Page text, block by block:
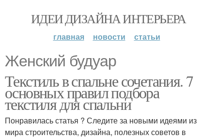
ИДЕИ ДИЗАЙНА ИНТЕРЬЕРА
главная новости статьи
Женский будуар
Текстиль в спальне сочетания. 7
основных правил подбора
текстиля для спальни
Понравилась статья ? Следите за новыми идеями из
мира строительства, дизайна, полезных советов в